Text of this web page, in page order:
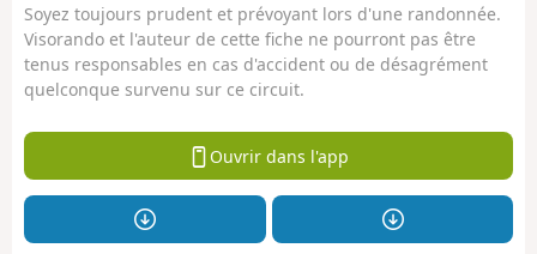
Soyez toujours prudent et prévoyant lors d'une randonnée.
Visorando et l'auteur de cette fiche ne pourront pas être
tenus responsables en cas d'accident ou de désagrément
quelconque survenu sur ce circuit.
Ouvrir dans l'app